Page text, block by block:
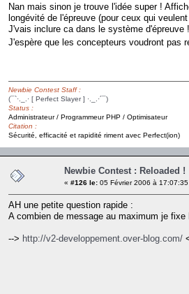
Nan mais sinon je trouve l'idée super !
longévité de l'épreuve (pour ceux qui
J'vais inclure ca dans le système d'épreuve !
J'espère que les concepteurs voudront pas
Newbie Contest Staff :
(¯`·._.· [ Perfect Slayer ] ·._.·´¯)
Status :
Administrateur / Programmeur PHP / Optimisateur
Citation :
Sécurité, efficacité et rapidité riment avec Perfect(ion)
Newbie Contest : Reloaded !
« #126 le: 05 Février 2006 à
AH une petite question rapide :
A combien de message au maximum je
--> http://v2-developpement.over-blog.com/